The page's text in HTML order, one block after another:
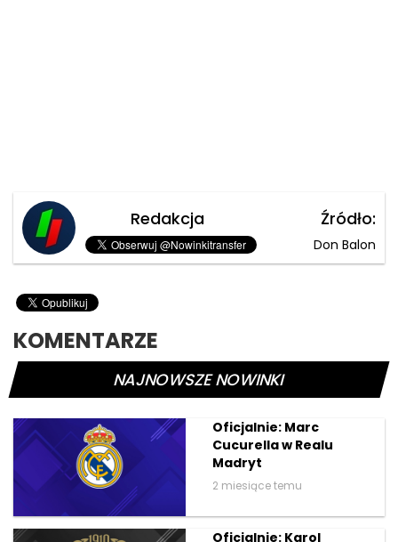
Redakcja Źródło:
Don Balon
KOMENTARZE
NAJNOWSZE NOWINKI
Oficjalnie: Marc
Cucurella w Realu
Madryt
2 miesiące temu
Oficjalnie: Karol